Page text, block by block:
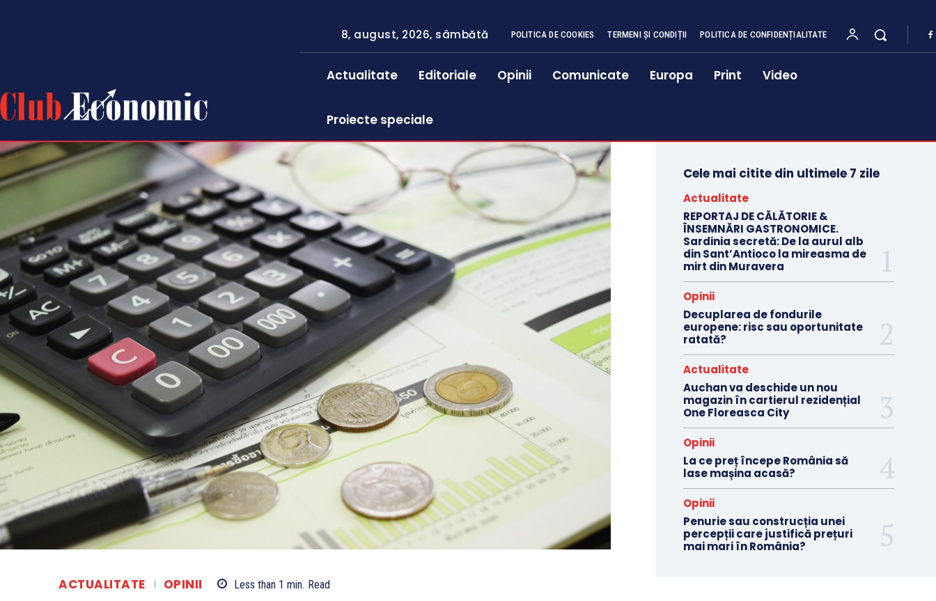
8, august, 2026, sâmbătă POLITICA DE COOKIES TERMENI ȘI CONDIȚII POLITICA DE CONFIDENȚIALITATE
Actualitate Editoriale Opinii Comunicate Europa Print Video
Proiecte speciale
ACTUALITATE OPINII Less than 1 min. Read
Cele mai citite din ultimele 7 zile
Actualitate
REPORTAJ DE CĂLĂTORIE &
ÎNSEMNĂRI GASTRONOMICE.
Sardinia secretă: De la aurul alb
din Sant’Antioco la mireasma de
mirt din Muravera
Opinii
Decuplarea de fondurile
europene: risc sau oportunitate
ratată?
Actualitate
Auchan va deschide un nou
magazin în cartierul rezidențial
One Floreasca City
Opinii
La ce preț începe România să
lase mașina acasă?
Opinii
Penurie sau construcția unei
percepții care justifică prețuri
mai mari în România?